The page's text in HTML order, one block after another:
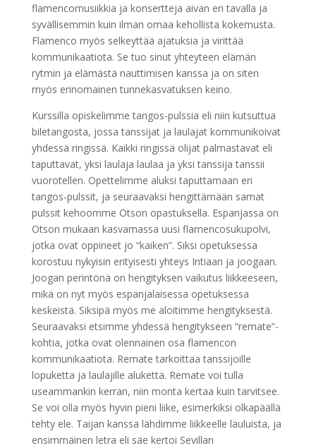
flamencomusiikkia ja konsertteja aivan eri tavalla ja
syvällisemmin kuin ilman omaa kehollista kokemusta.
Flamenco myös selkeyttää ajatuksia ja virittää
kommunikaatiota. Se tuo sinut yhteyteen elämän
rytmin ja elämästä nauttimisen kanssa ja on siten
myös erinomainen tunnekasvatuksen keino.
Kurssilla opiskelimme tangos-pulssia eli niin kutsuttua
biletangosta, jossa tanssijat ja laulajat kommunikoivat
yhdessä ringissä. Kaikki ringissä olijat palmastavat eli
taputtavat, yksi laulaja laulaa ja yksi tanssija tanssii
vuorotellen. Opettelimme aluksi taputtamaan eri
tangos-pulssit, ja seuraavaksi hengittämään samat
pulssit kehoomme Otson opastuksella. Espanjassa on
Otson mukaan kasvamassa uusi flamencosukupolvi,
jotka ovat oppineet jo “kaiken”. Siksi opetuksessa
korostuu nykyisin erityisesti yhteys Intiaan ja joogaan.
Joogan perintönä on hengityksen vaikutus liikkeeseen,
mikä on nyt myös espanjalaisessa opetuksessa
keskeistä. Siksipä myös me aloitimme hengityksestä.
Seuraavaksi etsimme yhdessä hengitykseen “remate”-
kohtia, jotka ovat olennainen osa flamencon
kommunikaatiota. Remate tarkoittaa tanssijoille
lopuketta ja laulajille aluketta. Remate voi tulla
useammankin kerran, niin monta kertaa kuin tarvitsee.
Se voi olla myös hyvin pieni liike, esimerkiksi olkapäällä
tehty ele. Taijan kanssa lähdimme liikkeelle lauluista, ja
ensimmäinen letra eli säe kertoi Sevillan